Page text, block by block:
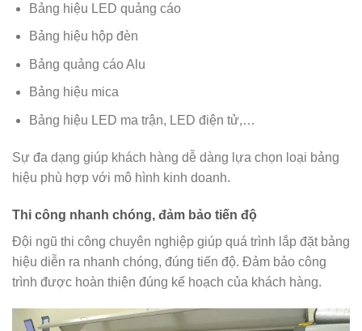
Bảng hiệu LED quảng cáo
Bảng hiệu hộp đèn
Bảng quảng cáo Alu
Bảng hiệu mica
Bảng hiệu LED ma trận, LED điện tử,…
Sự đa dạng giúp khách hàng dễ dàng lựa chọn loại bảng
hiệu phù hợp với mô hình kinh doanh.
Thi công nhanh chóng, đảm bảo tiến độ
Đội ngũ thi công chuyên nghiệp giúp quá trình lắp đặt bảng
hiệu diễn ra nhanh chóng, đúng tiến độ. Đảm bảo công
trình được hoàn thiện đúng kế hoạch của khách hàng.